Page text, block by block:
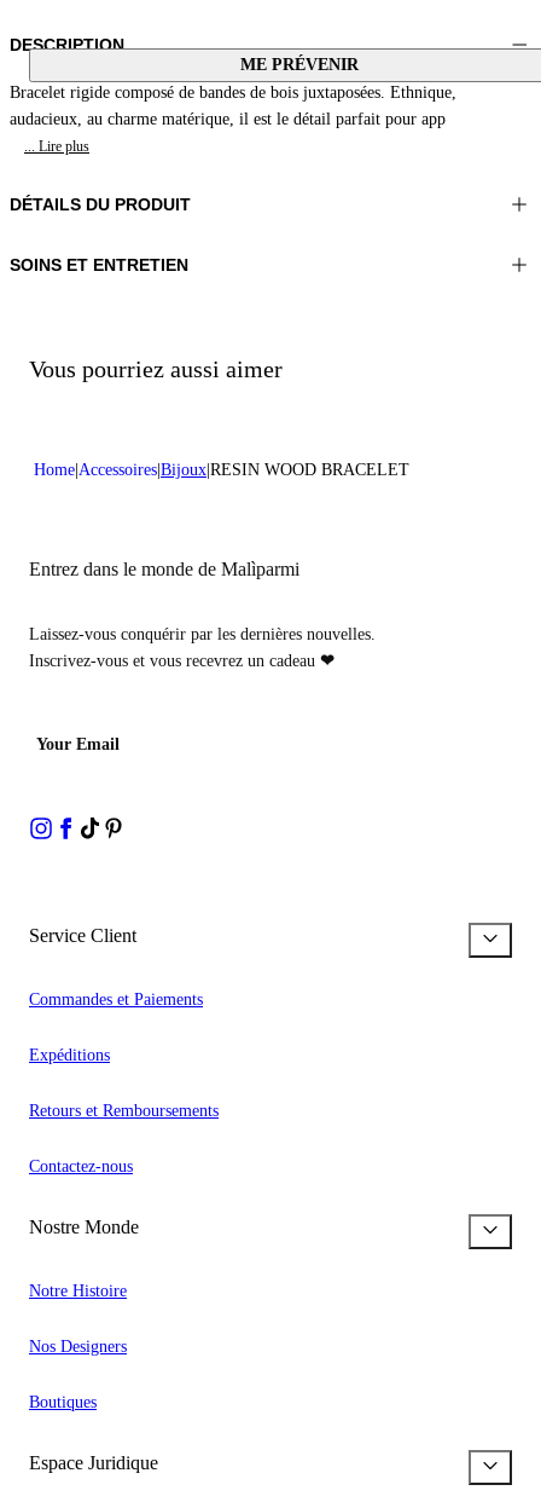
ME PRÉVENIR
DESCRIPTION
Bracelet rigide composé de bandes de bois juxtaposées. Ethnique,
audacieux, au charme matérique, il est le détail parfait pour app
... Lire plus
DÉTAILS DU PRODUIT
Matériel:MATÉRIAU 1 100%BOIS
SOINS ET ENTRETIEN
Ne pas traiter avec du chlore
Ne pas nettoyer à sec
Vous pourriez aussi aimer
Home Accessoires Bijoux RESIN WOOD BRACELET
Entrez dans le monde de Malìparmi
Laissez-vous conquérir par les dernières nouvelles.
Inscrivez-vous et vous recevrez un cadeau ❤
Your Email
Service Client
Commandes et Paiements
Expéditions
Retours et Remboursements
Contactez-nous
Nostre Monde
Notre Histoire
Nos Designers
Boutiques
Espace Juridique